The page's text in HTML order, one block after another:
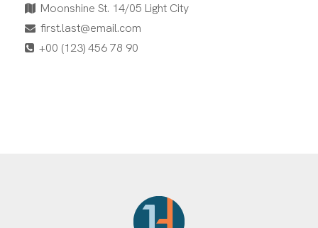
Moonshine St. 14/05 Light City
first.last@email.com
+00 (123) 456 78 90